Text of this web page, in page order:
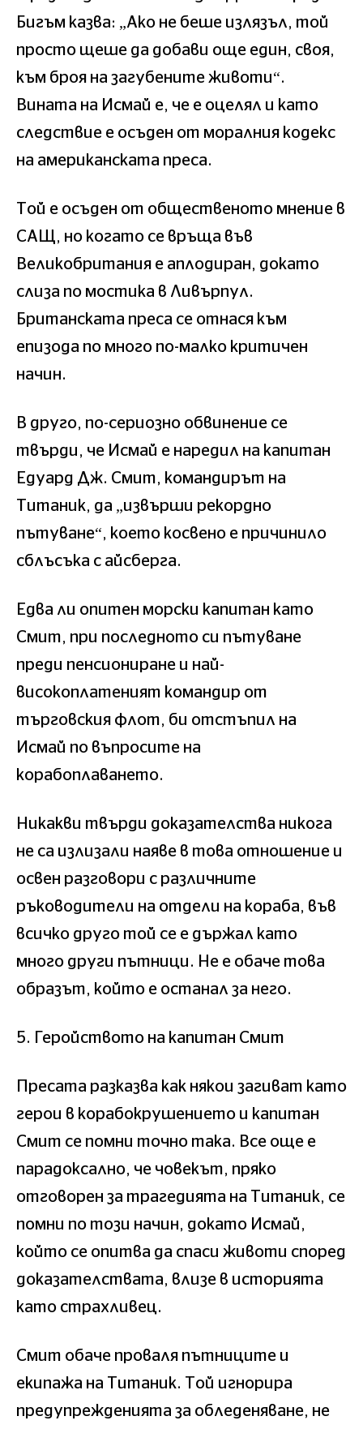
Бигъм казва: „Ако не беше излязъл, той
просто щеше да добави още един, своя,
към броя на загубените животи“.
Вината на Исмай е, че е оцелял и като
следствие е осъден от моралния кодекс
на американската преса.
Той е осъден от общественото мнение в
САЩ, но когато се връща във
Великобритания е аплодиран, докато
слиза по мостика в Ливърпул.
Британската преса се отнася към
епизода по много по-малко критичен
начин.
В друго, по-сериозно обвинение се
твърди, че Исмай е наредил на капитан
Едуард Дж. Смит, командирът на
Титаник, да „извърши рекордно
пътуване“, което косвено е причинило
сблъсъка с айсберга.
Едва ли опитен морски капитан като
Смит, при последното си пътуване
преди пенсиониране и най-
високоплатеният командир от
търговския флот, би отстъпил на
Исмай по въпросите на
корабоплаването.
Никакви твърди доказателства никога
не са излизали наяве в това отношение и
освен разговори с различните
ръководители на отдели на кораба, във
всичко друго той се е държал като
много други пътници. Не е обаче това
образът, който е останал за него.
5. Геройството на капитан Смит
Пресата разказва как някои загиват като
герои в корабокрушението и капитан
Смит се помни точно така. Все още е
парадоксално, че човекът, пряко
отговорен за трагедията на Титаник, се
помни по този начин, докато Исмай,
който се опитва да спаси животи според
доказателствата, влизе в историята
като страхливец.
Смит обаче проваля пътниците и
екипажа на Титаник. Той игнорира
предупрежденията за обледеняване, не